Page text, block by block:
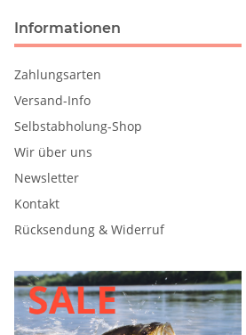
Informationen
Zahlungsarten
Versand-Info
Selbstabholung-Shop
Wir über uns
Newsletter
Kontakt
Rücksendung & Widerruf